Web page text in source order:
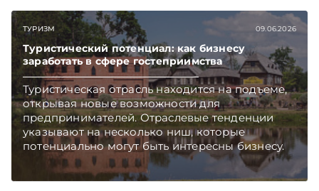
чтобы не пропускать новые статьи
TelegramViber
ТУРИЗМ 09.06.2026
Туристический потенциал: как бизнесу
заработать в сфере гостеприимства
Туристическая отрасль находится на подъеме,
открывая новые возможности для
предпринимателей. Отраслевые тенденции
указывают на несколько ниш, которые
потенциально могут быть интересны бизнесу.